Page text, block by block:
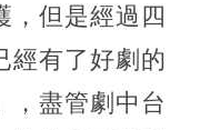
，但是經過四
經有了好劇的
，盡管劇中台